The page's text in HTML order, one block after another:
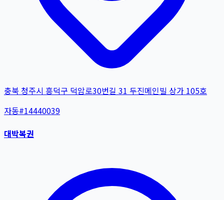
충북 청주시 흥덕구 덕암로30번길 31 두진메인빌 상가 105호
자동#14440039
대박복권